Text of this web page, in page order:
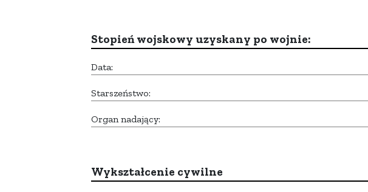
Stopień wojskowy uzyskany po wojnie:
Data:
Starszeństwo:
Organ nadający:
Wykształcenie cywilne